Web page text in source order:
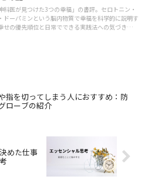
科医が見つけた3つの幸福」の書評。セロトニン・
ドーパミンという脳内物質で幸福を科学的に説明す
せの優先順位と日常でできる実践法への気づきをま
指を切ってしまう人におすすめ：防
ローブの紹介
めた仕事